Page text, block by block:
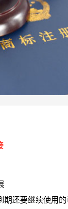
期还要继续使用